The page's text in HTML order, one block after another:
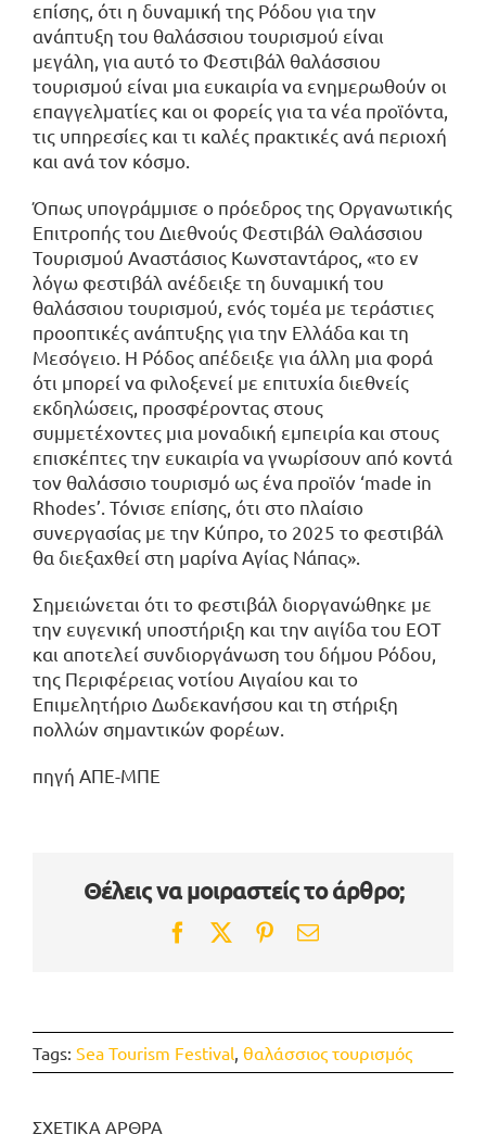
επίσης, ότι η δυναμική της Ρόδου για την
ανάπτυξη του θαλάσσιου τουρισμού είναι
μεγάλη, για αυτό το Φεστιβάλ θαλάσσιου
τουρισμού είναι μια ευκαιρία να ενημερωθούν οι
επαγγελματίες και οι φορείς για τα νέα προϊόντα,
τις υπηρεσίες και τι καλές πρακτικές ανά περιοχή
και ανά τον κόσμο.
Όπως υπογράμμισε ο πρόεδρος της Οργανωτικής
Επιτροπής του Διεθνούς Φεστιβάλ Θαλάσσιου
Τουρισμού Αναστάσιος Κωνσταντάρος, «το εν
λόγω φεστιβάλ ανέδειξε τη δυναμική του
θαλάσσιου τουρισμού, ενός τομέα με τεράστιες
προοπτικές ανάπτυξης για την Ελλάδα και τη
Μεσόγειο. Η Ρόδος απέδειξε για άλλη μια φορά
ότι μπορεί να φιλοξενεί με επιτυχία διεθνείς
εκδηλώσεις, προσφέροντας στους
συμμετέχοντες μια μοναδική εμπειρία και στους
επισκέπτες την ευκαιρία να γνωρίσουν από κοντά
τον θαλάσσιο τουρισμό ως ένα προϊόν ‘made in
Rhodes’. Τόνισε επίσης, ότι στο πλαίσιο
συνεργασίας με την Κύπρο, το 2025 το φεστιβάλ
θα διεξαχθεί στη μαρίνα Αγίας Νάπας».
Σημειώνεται ότι το φεστιβάλ διοργανώθηκε με
την ευγενική υποστήριξη και την αιγίδα του ΕΟΤ
και αποτελεί συνδιοργάνωση του δήμου Ρόδου,
της Περιφέρειας νοτίου Αιγαίου και το
Επιμελητήριο Δωδεκανήσου και τη στήριξη
πολλών σημαντικών φορέων.
πηγή ΑΠΕ-ΜΠΕ
Θέλεις να μοιραστείς το άρθρο;
Facebook
TwitterPinterest
Email
Tags: Sea Tourism Festival θαλάσσιος τουρισμός
ΣΧΕΤΙΚΑ ΑΡΘΡΑ